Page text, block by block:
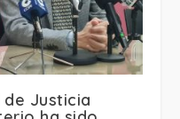
Justicia